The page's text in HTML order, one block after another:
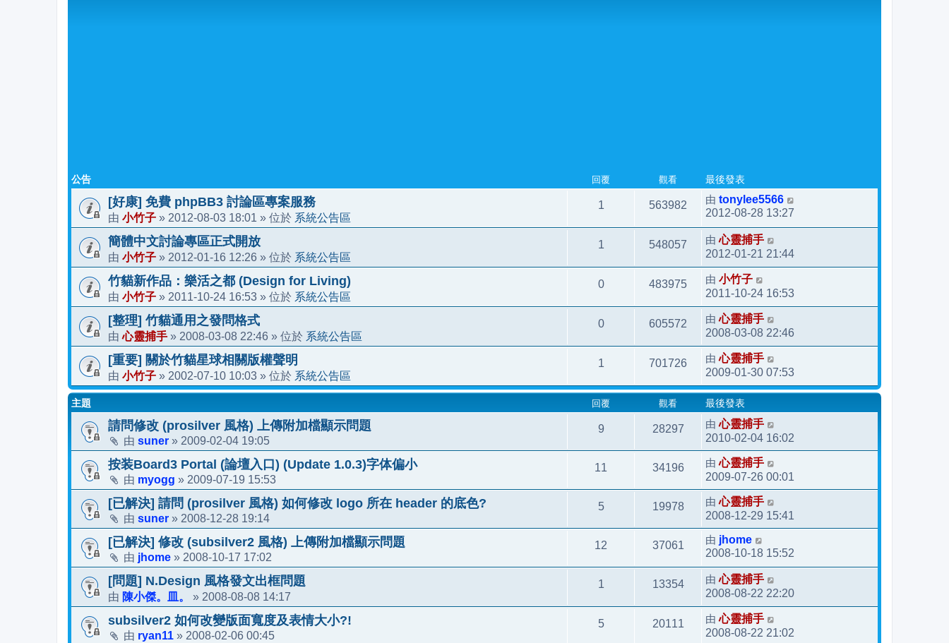
公告 回覆 觀看 最後發表
[好康] 免費 phpBB3 討論區專案服務
由 小竹子 » 2012-08-03 18:01 » 位於 系統公告區
1 563982 由 tonylee5566
2012-08-28 13:27
簡體中文討論專區正式開放
由 小竹子 » 2012-01-16 12:26 » 位於 系統公告區
1 548057 由心靈捕手
2012-01-21 21:44
竹貓新作品：樂活之都 (Design for Living)
由 小竹子 » 2011-10-24 16:53 » 位於 系統公告區
0 483975 由 小竹子
2011-10-24 16:53
[整理] 竹貓通用之發問格式
由心靈捕手 » 2008-03-08 22:46 » 位於 系統公告區
0 605572 由心靈捕手
2008-03-08 22:46
[重要] 關於竹貓星球相關版權聲明
由 小竹子 » 2002-07-10 10:03 » 位於 系統公告區
1 701726 由心靈捕手
2009-01-30 07:53
主題 回覆 觀看 最後發表
請問修改 (prosilver 風格) 上傳附加檔顯示問題
由 suner » 2009-02-04 19:05
9 28297 由心靈捕手
2010-02-04 16:02
按装Board3 Portal (論壇入口) (Update 1.0.3)字体偏小
由 myogg » 2009-07-19 15:53
11 34196 由心靈捕手
2009-07-26 00:01
[已解決] 請問 (prosilver 風格) 如何修改 logo 所在 header 的底色?
由 suner » 2008-12-28 19:14
5 19978 由心靈捕手
2008-12-29 15:41
[已解決] 修改 (subsilver2 風格) 上傳附加檔顯示問題
由 jhome » 2008-10-17 17:02
12 37061 由 jhome
2008-10-18 15:52
[問題] N.Design 風格發文出框問題
由 陳小傑。皿。 » 2008-08-08 14:17
1 13354 由心靈捕手
2008-08-22 22:20
subsilver2 如何改變版面寬度及表情大小?!
由 ryan11 » 2008-02-06 00:45
5 20111 由心靈捕手
2008-08-22 21:02